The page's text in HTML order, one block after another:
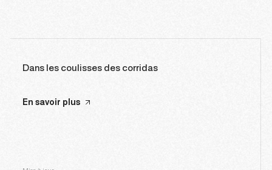
Dans les coulisses des corridas
En savoir plus